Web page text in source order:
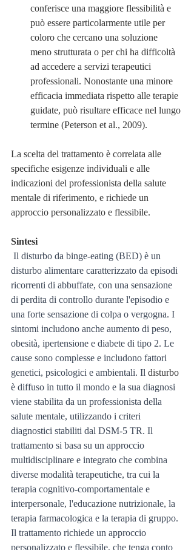
conferisce una maggiore flessibilità e
può essere particolarmente utile per
coloro che cercano una soluzione
meno strutturata o per chi ha difficoltà
ad accedere a servizi terapeutici
professionali. Nonostante una minore
efficacia immediata rispetto alle terapie
guidate, può risultare efficace nel lungo
termine (Peterson et al., 2009).
La scelta del trattamento è correlata alle
specifiche esigenze individuali e alle
indicazioni del professionista della salute
mentale di riferimento, e richiede un
approccio personalizzato e flessibile.
Sintesi
disturbo alimentare caratterizzato da episodi
ricorrenti di abbuffate, con una sensazione
di perdita di controllo durante l'episodio e
una forte sensazione di colpa o vergogna. I
sintomi includono anche aumento di peso,
obesità, ipertensione e diabete di tipo 2. Le
cause sono complesse e includono fattori
genetici, psicologici e ambientali. Il disturbo
è diffuso in tutto il mondo e la sua diagnosi
viene stabilita da un professionista della
salute mentale, utilizzando i criteri
diagnostici stabiliti dal DSM-5 TR. Il
trattamento si basa su un approccio
multidisciplinare e integrato che combina
diverse modalità terapeutiche, tra cui la
terapia cognitivo-comportamentale e
interpersonale, l'educazione nutrizionale, la
terapia farmacologica e la terapia di gruppo.
Il trattamento richiede un approccio
personalizzato e flessibile, che tenga conto